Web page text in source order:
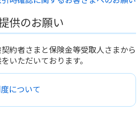
1.14 MB）
局でもお受け取りいただけます。
た委任状を作成し、委任者に押印して
ク先の会社所定の委任状を使用せずに
ができます。
状の作成年月日）
PDF/730 KB）
の場合、法人印が必要となります。
お手続きされるとき
の証明書類
本人確認書類
供のお願い
約者さまと保険金等受取人さまから
いただいております。
について